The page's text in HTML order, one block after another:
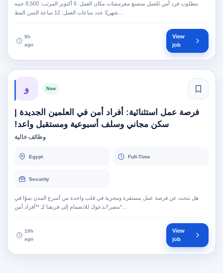
مطلوب فرد أمن للعمل بمصنع مقرمشات مكان العمل: 6 أكتوبر المرتب: 8,500 جنيه
9h
ago
View
job
و New
فرصة عمل استثنائية: أفراد أمن في العلمين الجديدة |
سكن مجاني وسلف أسبوعية ومستقبل واعد!
وظائف خالية
Egypt Full-Time
Security
هل تبحث عن فرصة عمل مستقرة ومجزية في قلب واحدة من أسرع المدن نموًا في
مصر؟ندعوك للانضمام إلى فريقنا كـ **أفراد أمن*…
10h
ago
View
job